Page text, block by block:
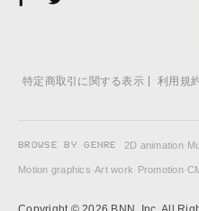
特定商取引に関する表示 利用規
BROWSE BY GENRE 2D animation·
Motion graphics·Art work· Promotion·